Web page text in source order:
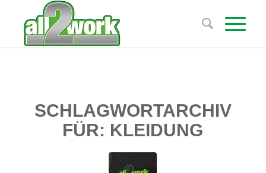
SCHLAGWORTARCHIV
FÜR: KLEIDUNG